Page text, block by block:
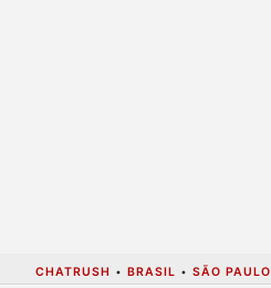
CHATRUSH • BRASIL • SÃO PAULO